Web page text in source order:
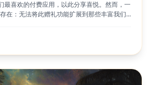
最喜欢的付费应用，以此分享喜悦。然而，一
在：无法将此赠礼功能扩展到那些丰富我们
是订阅应用内的独家服务，这些数字商品都
Apple 的这项新政策调整终于弥合了这一差
享应用本身，更能分享那些让应用与众不同